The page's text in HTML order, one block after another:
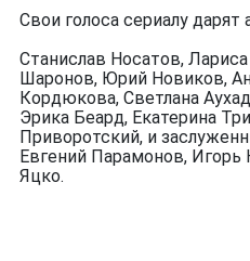
Свои голоса сериалу дарят
Станислав Носатов,
Шаронов, Юрий Новиков,
Кордюкова, Светлана
Эрика Беард, Екатерина
Приворотский, и
Евгений Парамонов, Игорь
Яцко.